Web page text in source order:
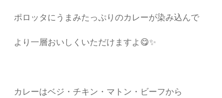
ポロッタにうまみたっぷりのカレーが染み込んで
より一層おいしくいただけますよ😋✨
カレーはベジ・チキン・マトン・ビーフから